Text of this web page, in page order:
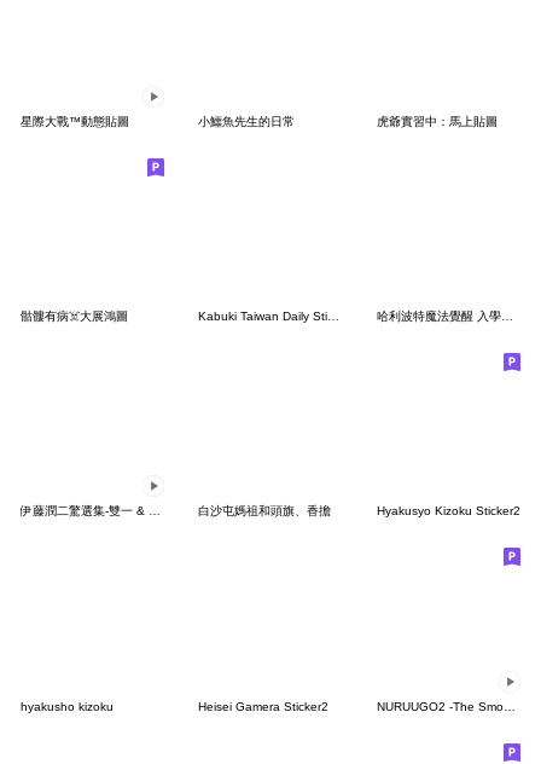
星際大戰™動態貼圖 小鱷魚先生的日常 虎爺實習中：馬上貼圖
骷髏有病☠️大展鴻圖 哈利波特魔法覺醒 入學慶祝包
伊藤潤二驚選集-雙一 & 富江 白沙屯媽祖和頭旗、香擔 Hyakusyo Kizoku Sticker2
hyakusho kizoku Heisei Gamera Sticker2 NURUUGO2 -The Smooth Movers-